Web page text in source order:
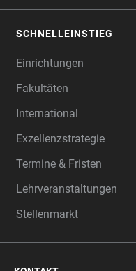
SCHNELLEINSTIEG
Einrichtungen
Fakultäten
International
Exzellenzstrategie
Termine & Fristen
Lehrveranstaltungen
Stellenmarkt